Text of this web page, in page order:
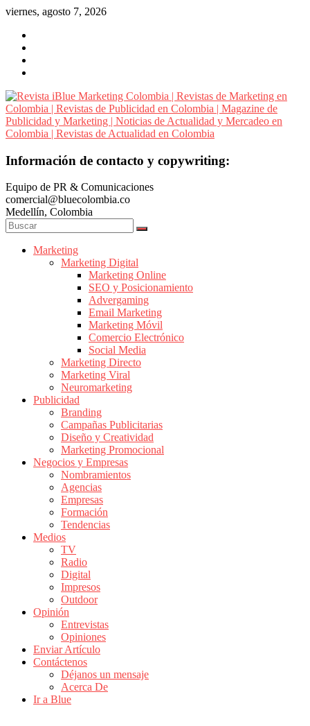
Saltar
contenido
viernes, agosto 7, 2026
Revista
Marketing
Colombia
|
Revistas
Marketing
Publicidad
Colombia
Magazine
Publicidad
Marketing
Noticias
Actualidad
Mercadeo
Colombia
Revistas
Actualidad
Colombia
Información de contacto y copywriting:
Equipo de PR & Comunicaciones
comercial@bluecolombia.co
Medellín, Colombia
Marketing
Marketing Digital
Marketing Online
SEO y Posicionamiento
Advergaming
Email Marketing
Marketing Móvil
Comercio Electrónico
Social Media
Marketing Directo
Marketing Viral
Neuromarketing
Publicidad
Branding
Campañas Publicitarias
Diseño y Creatividad
Marketing Promocional
Negocios y Empresas
Nombramientos
Agencias
Empresas
Formación
Tendencias
Medios
TV
Radio
Digital
Impresos
Outdoor
Opinión
Entrevistas
Opiniones
Enviar Artículo
Contáctenos
Déjanos un mensaje
Acerca De
Ir a Blue